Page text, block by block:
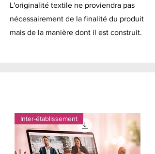
L'originalité textile ne proviendra pas
nécessairement de la finalité du produit
mais de la manière dont il est construit.
Inter-établissement